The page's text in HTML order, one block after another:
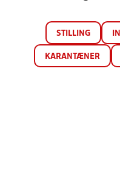
STILLING
KARANTÆNER